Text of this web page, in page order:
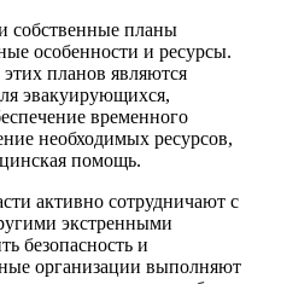
собственные планы
особенности и ресурсы.
планов являются
эвакуирующихся,
временного
необходимых ресурсов,
помощь.
активно сотрудничают с
экстренными
безопасность и
организации выполняют